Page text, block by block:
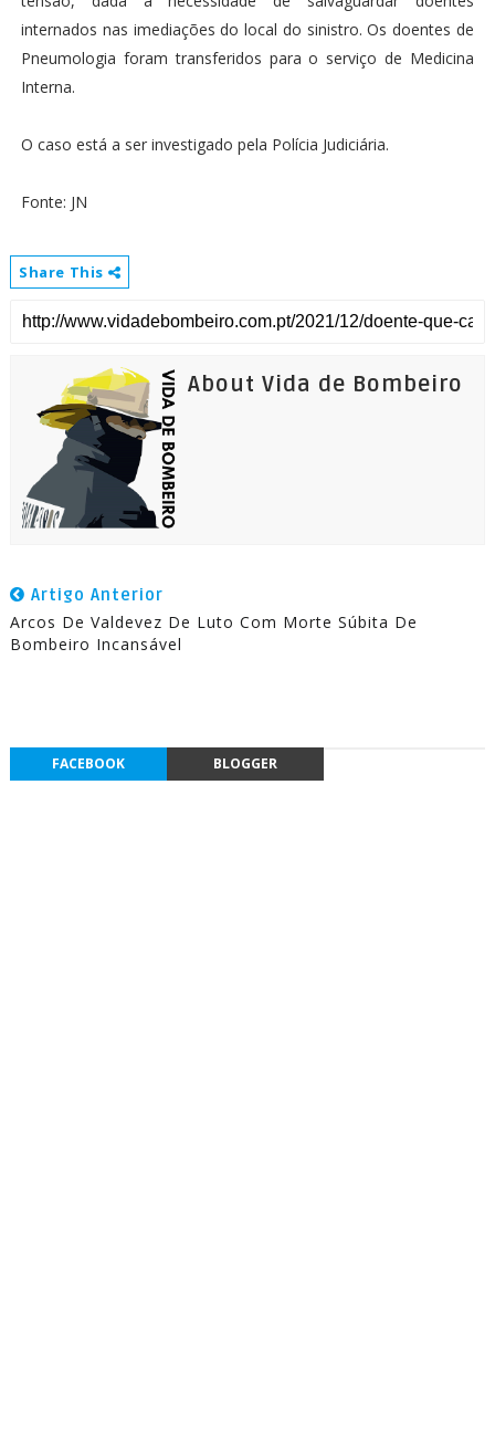
internados nas imediações do local do sinistro. Os doentes de
Pneumologia foram transferidos para o serviço de Medicina
Interna.
O caso está a ser investigado pela Polícia Judiciária.
Fonte: JN
Share This
About Vida de Bombeiro
Artigo Anterior
Arcos De Valdevez De Luto Com Morte Súbita De
Bombeiro Incansável
FACEBOOK BLOGGER